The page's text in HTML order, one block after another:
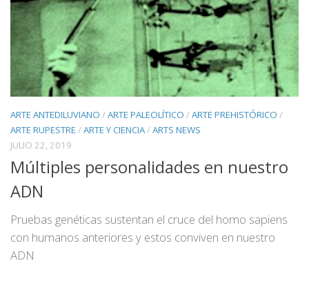
ARTE ANTEDILUVIANO /ARTE PALEOLÍTICO /ARTE PREHISTÓRICO /
ARTE RUPESTRE /ARTE Y CIENCIA/ARTS NEWS
JULIO 22, 2019
Múltiples personalidades en nuestro
ADN
Pruebas genéticas sustentan el cruce del homo sapiens
con humanos anteriores y estos conviven en nuestro
ADN